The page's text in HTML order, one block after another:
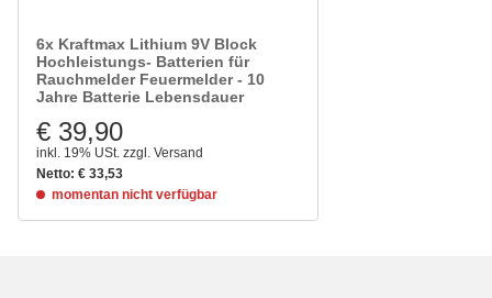
6x Kraftmax Lithium 9V Block
Hochleistungs- Batterien für
Rauchmelder Feuermelder - 10
Jahre Batterie Lebensdauer
€ 39,90
inkl. 19% USt. zzgl. Versand
Netto: € 33,53
momentan nicht verfügbar